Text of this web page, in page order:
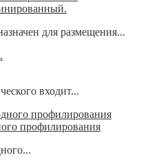
для размещения...
входит...
профилирования